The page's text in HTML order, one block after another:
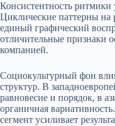
Консистентность ритмики
Циклические паттерны на
единый графический
отличительные признаки
компанией.
Социокультурный фон
структур. В
равновесие и порядок, в
органичная
сегмент усиливает